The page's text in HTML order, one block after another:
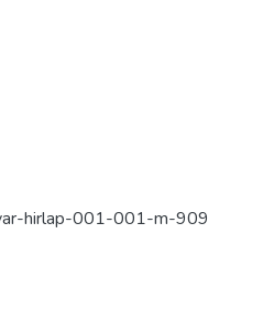
hirlap-001-001-m-909